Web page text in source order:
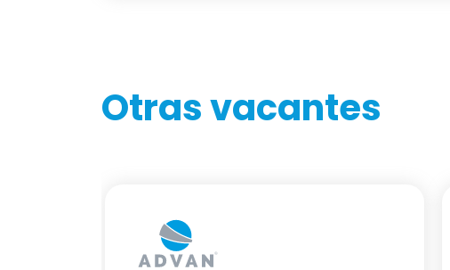
Otras vacantes